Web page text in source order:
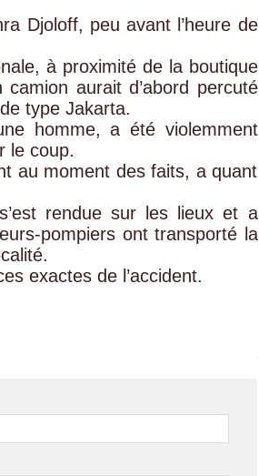
Djoloff, peu avant l’heure de
à proximité de la boutique
aurait d’abord percuté
type Jakarta.
homme, a été violemment
le coup.
au moment des faits, a quant
rendue sur les lieux et a
pompiers ont transporté la
exactes de l’accident.